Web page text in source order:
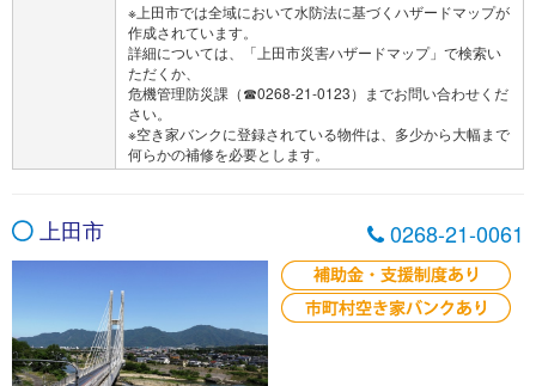
※上田市では全域において水防法に基づくハザードマップが
作成されています。
詳細については、「上田市災害ハザードマップ」で検索い
ただくか、
危機管理防災課（☎0268-21-0123）までお問い合わせくだ
さい。
※空き家バンクに登録されている物件は、多少から大幅まで
何らかの補修を必要とします。
上田市 0268-21-0061